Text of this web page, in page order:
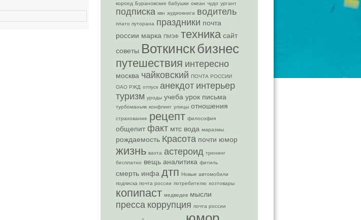
короед Бурановские бабушки океан чудо ургант
подписка квн аудиокнига водитель
плато путорана праздники почта
россии марка ПМЭФ техника сайт
советы Воткинскбизнес
путешествия интересно
москва чайковский ПОЧТА РОССИИ
ОАО РЖД отпуск анекдот интерьер
туризм уроды учеба урок письма
турбоманьяк конфликт улицы отношения
страхование рецепт философия
общепит факт мтс вода маразмы
рождаемость Красота почти юмор
жизнь вахта астероид тренинг
бесплатно вещь аналитика фитиль
смерть инфа дтп Новые автомобили
подписка почта россии потребителю хозтовары
копипаст медведев мысли
пресса коррупция почта россии